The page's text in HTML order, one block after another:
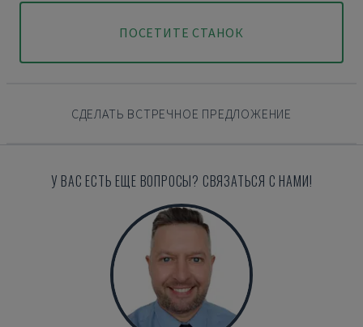
ПОСЕТИТЕ СТАНОК
СДЕЛАТЬ ВСТРЕЧНОЕ ПРЕДЛОЖЕНИЕ
У ВАС ЕСТЬ ЕЩЕ ВОПРОСЫ? СВЯЗАТЬСЯ С НАМИ!